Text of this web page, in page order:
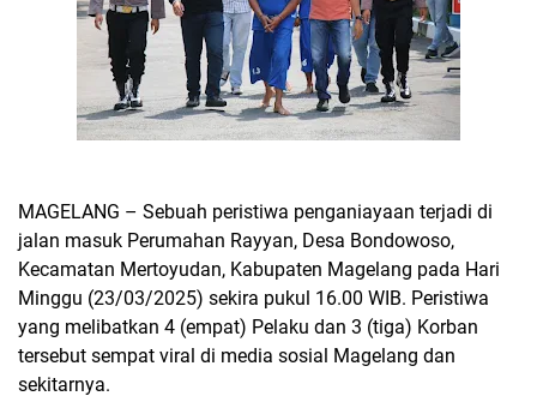
MAGELANG – Sebuah peristiwa penganiayaan terjadi di
jalan masuk Perumahan Rayyan, Desa Bondowoso,
Kecamatan Mertoyudan, Kabupaten Magelang pada Hari
Minggu (23/03/2025) sekira pukul 16.00 WIB. Peristiwa
yang melibatkan 4 (empat) Pelaku dan 3 (tiga) Korban
tersebut sempat viral di media sosial Magelang dan
sekitarnya.